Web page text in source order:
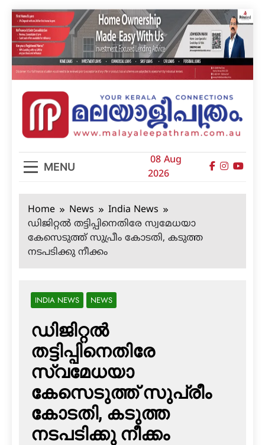
Skip
to
content
മലയാളിപത്രം
MENU
08 Aug
2026
Home News
India News
ഡിജിറ്റല്‍ തട്ടിപ്പിനെതിരേ സ്വമേധയാ
കേസെടുത്ത് സുപ്രീം കോടതി, കടുത്ത
നടപടിക്കു നീക്കം
INDIA NEWS NEWS
ഡിജിറ്റല്‍
തട്ടിപ്പിനെതിരേ
സ്വമേധയാ
കേസെടുത്ത് സുപ്രീം
കോടതി, കടുത്ത
നടപടിക്കു നീക്കം